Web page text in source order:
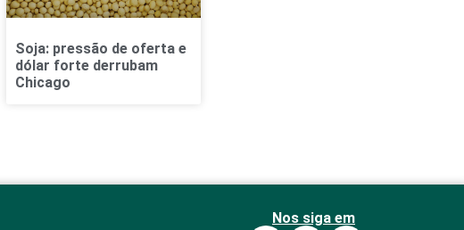
Soja: pressão de oferta e
dólar forte derrubam
Chicago
Nos siga em